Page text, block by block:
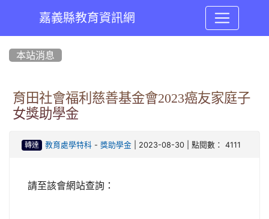
嘉義縣教育資訊網
本站消息
育田社會福利慈善基金會2023癌友家庭子
女獎助學金
轉達 教育處學特科- 獎助學金| 2023-08-30 | 點閱數： 4111
請至該會網站查詢：